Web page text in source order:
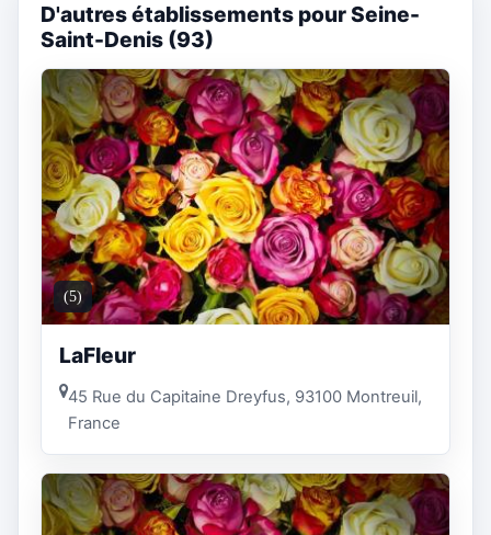
D'autres établissements pour Seine-
Saint-Denis (93)
(5)
LaFleur
45 Rue du Capitaine Dreyfus, 93100 Montreuil,
France